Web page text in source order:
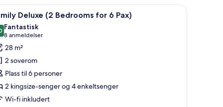
kvalitet, minibar, safe på rommet og skrivebordSengetøy av topp kvalitet, minibar, safe på
5 Deluxe (2 Bedrooms for 6 Pax)
av 10
Fantastisk
8 anmeldelser
(8
anmeldelser)
28 m²
2 soverom
Plass til 6 personer
2 kingsize-senger og 4 enkeltsenger
Wi-fi inkludert